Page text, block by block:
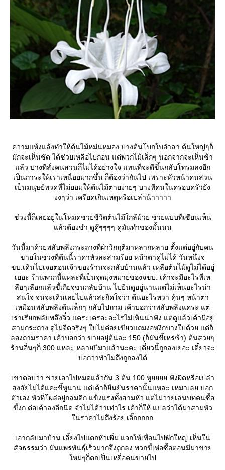
ความแห้งแล้งทำให้ต้นไม้หม่นหมอง บางต้นโบกใบอำลา ต้นใหญ่ๆก็
มักจะเห็นชัด ได้ช่วยเหลือไปก่อน แต่พวกไม้เล็กๆ นอกจากจะเห็นช้า
ล้ว บางทีสั่งคนสวนก็ไม่ได้อย่างใจ แทนที่จะดีขึ้นกลับโทรมลงอีก
เป็นภาระให้เราเหนื่อยมากขึ้น ก็ต้องว่ากันไป เพราะหัวหน้าคนสวน
เป็นมนุษย์ทวดที่ไม่ยอมให้ต้นไม้ตายง่ายๆ บางทีคนในครอบครัวยัง
งงๆว่า เครียดเกินเหตุหรือเปล่าน้าาาาา
ช่วงนี้ก็เลยอยู่ในโหมดช่วยชีวิตต้นไม้ใกล้ม้วย ช่วยแบบที่เซียนเห็น
ล้วต้องขำ ดูดู๊ๆๆๆๆ ดูมันทำของมั้นนน
วันนี้มาด้วยพลับพลึงกระถางที่ฝ่าวิกฤติมาหลากหลาย ตั้งแต่อยู่กับคน
ขายในช่วงที่ต้นนี้ราคาหัวละสามร้อย หน้าตาดูไม่ได้ วันหนึ่งจ
ขบ.เดินไปเจอตอนเจ้าของร้านจะกลับบ้านแล้ว เหลือต้นไม้ดูไม่ได้อยู่
เยอะ ร้านพวกนี้แหละที่เป็นจุดมุ่งหมายของจขบ. เค้าจะมีอะไรที่เห
ลือๆเลือกแล้วขี้เกียจขนกลับบ้าน ไปยืนดูอยู่นานแต่ไม่เห็นอะไรน่า
สนใจ จนจะเดินเลยไปแล้วสะกิดใจว่า ต้นอะไรหวา คุ้นๆ หน้าตา
เหมือนพลับพลึงต้นเล็กๆ กลับไปถาม เค้าบอกว่าพลับพลึงแคระ แต่
เราเรียกพลับพลึงจิ๋ว แคระเครอะอะไรไม่เห็นน่าฟัง แต่ดูแล้วเค้ามีอยู่
สามกระถาง ดูไม่จืดจริงๆ ใบไม่ค่อยเขียวแถมงอหงิกบางใบด้วย แต่ก็
ลองถามราคา เค้าบอกว่า ขายอยู่ต้นละ 150 (ก็มันขี้เหร่ซ้า) ต้นสวยๆ
ร้านอื่นๆก็ 300 แหละ หลายปีมาแล้วนะคะ เดี๋ยวนี้ถูกลงเยอะ เดี๋ยวจะ
บอกว่าทำไมถึงถูกลงได้
เขาตอบว่า ช่วยเอาไปหมดแล้วกัน 3 ต้น 100 หูยยยย ฟังผิดหรือเปล่า
สงสัยไม่ได้แคะขี้หูนาน แต่เค้าก็ยืนยันราคานั้นแหละ เหมาเลย บอก
ตัวเอง หัวที่โผล่อยู่กลมดิก แข็งแรงทั้งสามหัว แต่ไม่วายเล่นบทคนซื้อ
ขี้งก ต่อเค้าลงอีกนิด จำไม่ได้ว่าเท่าไร เค้าก็ให้ แปลว่าได้มาสามหัว
นราคาไม่ถึงร้อย เอิ๊กกกกก
เอากลับมาบ้าน เลี้ยงไปแตกหัวเพิ่ม แจกให้เพื่อนไปพักใหญ่ เห็นใน
สัจธรรมว่า มันแพร่พันธุ์เร็วมากจึงถูกลง พวกขี้เห่อซื้อตอนมีมาขา
หม่ๆก็ตกเป็นเหยื่อคนขายไป